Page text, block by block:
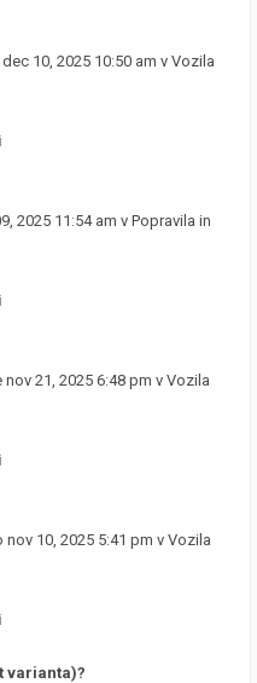
dec 10, 2025 10:50 am v Vozila
2025 11:54 am v Popravila in
nov 21, 2025 6:48 pm v Vozila
nov 10, 2025 5:41 pm v Vozila
varianta)?